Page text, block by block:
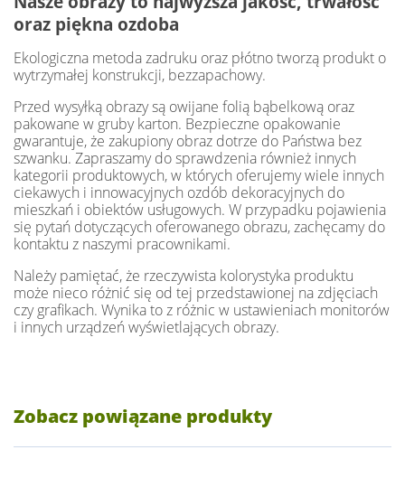
oraz piękna ozdoba
Ekologiczna metoda zadruku oraz płótno tworzą produkt o
wytrzymałej konstrukcji, bezzapachowy.
Przed wysyłką obrazy są owijane folią bąbelkową oraz
pakowane w gruby karton. Bezpieczne opakowanie
gwarantuje, że zakupiony obraz dotrze do Państwa bez
szwanku. Zapraszamy do sprawdzenia również innych
kategorii produktowych, w których oferujemy wiele innych
ciekawych i innowacyjnych ozdób dekoracyjnych do
mieszkań i obiektów usługowych. W przypadku pojawienia
się pytań dotyczących oferowanego obrazu, zachęcamy do
kontaktu z naszymi pracownikami.
Należy pamiętać, że rzeczywista kolorystyka produktu
może nieco różnić się od tej przedstawionej na zdjęciach
czy grafikach. Wynika to z różnic w ustawieniach monitorów
i innych urządzeń wyświetlających obrazy.
Zobacz powiązane produkty